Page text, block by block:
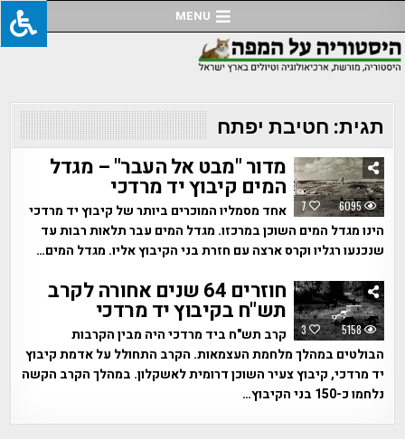
to
content
MENU
תגית: חטיבת יפתח
7 6095
מדור "מבט אל העבר" – מגדל
המים קיבוץ יד מרדכי
אחד מסמליו המוכרים ביותר של קיבוץ יד מרדכי
הינו מגדל המים השוכן במרכזו. מגדל המים עבר תלאות רבות עד
שנכנעו רגליו וקרס ארצה עם חזרת בני הקיבוץ אליו. מגדל המים…
3 5158
חוזרים 64 שנים אחורה לקרב
תש"ח בקיבוץ יד מרדכי
קרב תש"ח ביד מרדכי היה מבין הקרבות
הבולטים במהלך מלחמת העצמאות. הקרב התחולל על אדמת קיבוץ
יד מרדכי, קיבוץ צעיר השוכן דרומית לאשקלון. במהלך הקרב הקשה
נלחמו כ-150 בני הקיבוץ…